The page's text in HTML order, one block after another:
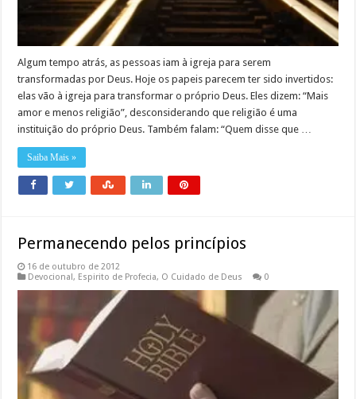
Algum tempo atrás, as pessoas iam à igreja para serem
transformadas por Deus. Hoje os papeis parecem ter sido invertidos:
elas vão à igreja para transformar o próprio Deus. Eles dizem: “Mais
amor e menos religião”, desconsiderando que religião é uma
instituição do próprio Deus. Também falam: “Quem disse que …
Saiba Mais »
Permanecendo pelos princípios
16 de outubro de 2012
Devocional, Espirito de Profecia, O Cuidado de Deus 0